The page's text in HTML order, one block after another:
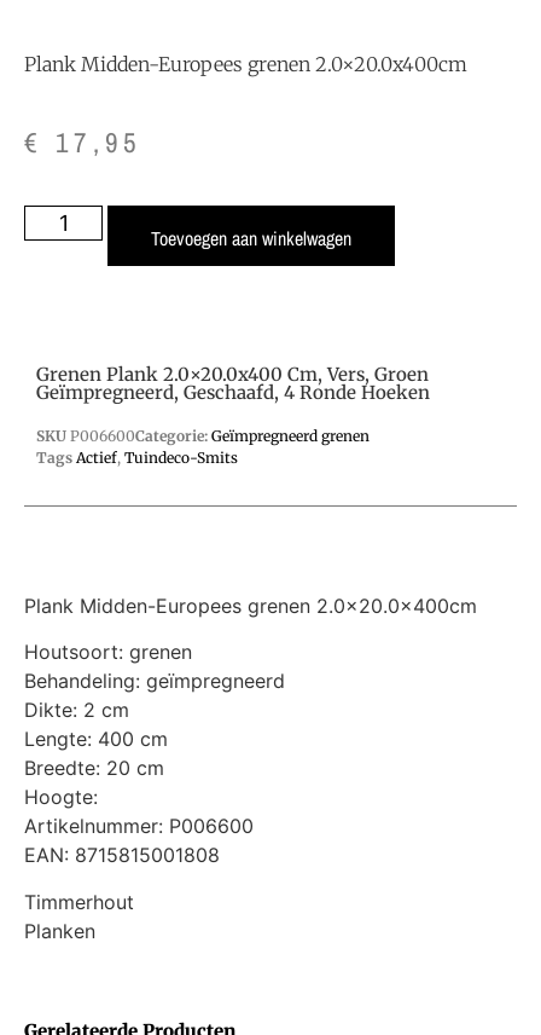
Plank Midden-Europees grenen 2.0×20.0x400cm
€ 17,95
Toevoegen aan winkelwagen
Grenen Plank 2.0×20.0x400 Cm, Vers, Groen
Geïmpregneerd, Geschaafd, 4 Ronde Hoeken
SKU P006600Categorie: Geïmpregneerd grenen
Tags Actief, Tuindeco-Smits
Plank Midden-Europees grenen 2.0×20.0x400cm
Houtsoort: grenen
Behandeling: geïmpregneerd
Dikte: 2 cm
Lengte: 400 cm
Breedte: 20 cm
Hoogte:
Artikelnummer: P006600
EAN: 8715815001808
Timmerhout
Planken